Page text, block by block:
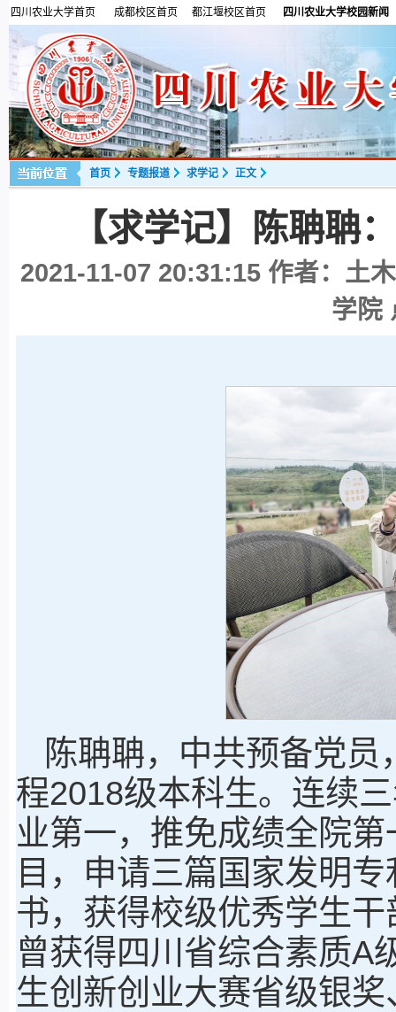
四川农业大学首页 成都校区首页 都江堰校区首页 四川农业大学校园新闻
首页 专题报道 求学记 正文
【求学记】陈聃聃
2021-11-07 20:31:15 作者：土
学院
陈聃聃，中共预备党
程2018级本科生。连续
业第一，推免成绩全院
目，申请三篇国家发明
书，获得校级优秀学生
曾获得四川省综合素质A
生创新创业大赛省级银